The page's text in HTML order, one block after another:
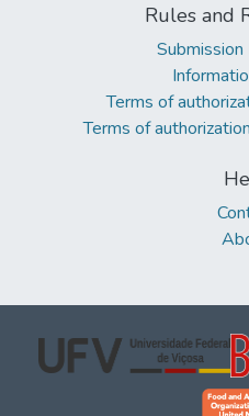
Rules and
Terms of
Terms of